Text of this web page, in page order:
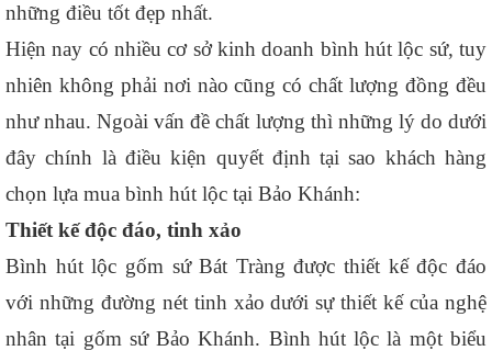
những điều tốt đẹp nhất.
Hiện nay có nhiều cơ sở kinh doanh bình hút lộc sứ, tuy
nhiên không phải nơi nào cũng có chất lượng đồng đều
như nhau. Ngoài vấn đề chất lượng thì những lý do dưới
đây chính là điều kiện quyết định tại sao khách hàng
chọn lựa mua bình hút lộc tại Bảo Khánh:
Thiết kế độc đáo, tinh xảo
Bình hút lộc gốm sứ Bát Tràng được thiết kế độc đáo
với những đường nét tinh xảo dưới sự thiết kế của nghệ
nhân tại gốm sứ Bảo Khánh. Bình hút lộc là một biểu